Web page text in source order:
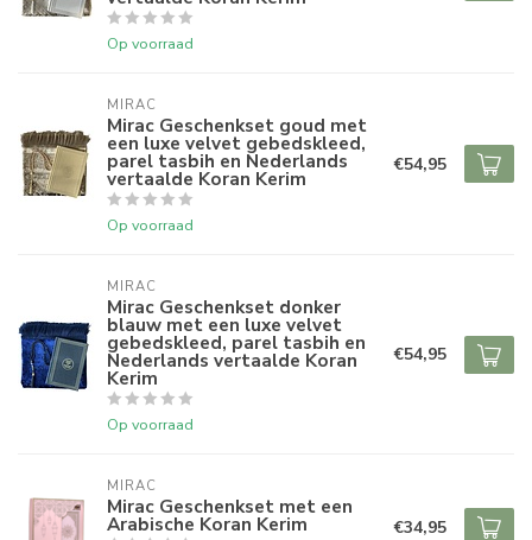
Op voorraad
MIRAC
Mirac Geschenkset goud met
een luxe velvet gebedskleed,
parel tasbih en Nederlands
vertaalde Koran Kerim
Op voorraad
€54,95
MIRAC
Mirac Geschenkset donker
blauw met een luxe velvet
gebedskleed, parel tasbih en
Nederlands vertaalde Koran
Kerim
Op voorraad
€54,95
MIRAC
Mirac Geschenkset met een
Arabische Koran Kerim €34,95